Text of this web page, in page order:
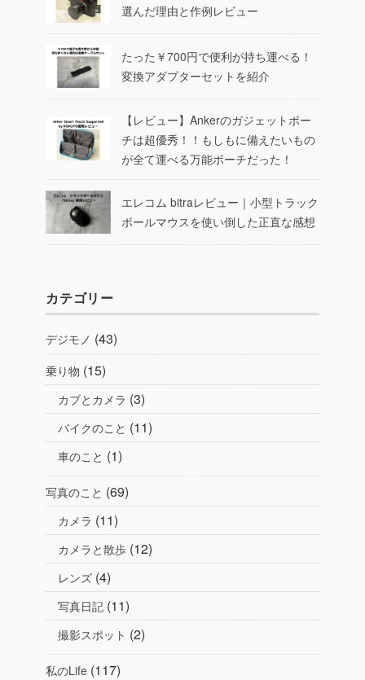
選んだ理由と作例レビュー
たった￥700円で便利が持ち運べる！
変換アダプターセットを紹介
【レビュー】Ankerのガジェットポー
チは超優秀！！もしもに備えたいもの
が全て運べる万能ポーチだった！
エレコム bitraレビュー｜小型トラック
ボールマウスを使い倒した正直な感想
カテゴリー
デジモノ (43)
乗り物 (15)
カブとカメラ (3)
バイクのこと (11)
車のこと (1)
写真のこと (69)
カメラ (11)
カメラと散歩 (12)
レンズ (4)
写真日記 (11)
撮影スポット (2)
私のLife (117)